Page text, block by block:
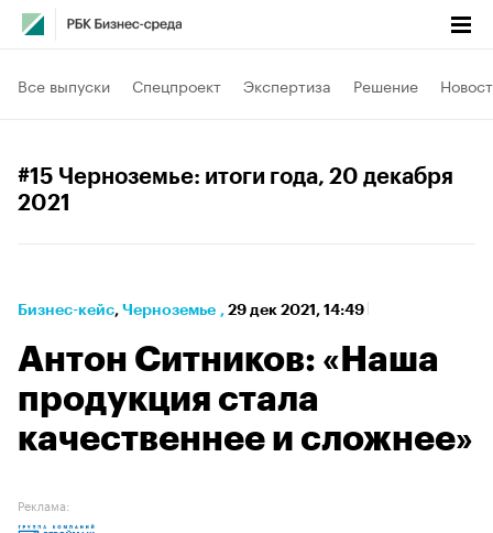
Все выпуски Спецпроект Экспертиза Решение
#15 Черноземье: итоги года, 20 декабря
2021
Бизнес-кейс⁠, Черноземье , 29 дек 2021, 14:49
Антон Ситников: «Наша
продукция стала
качественнее и сложнее»
Реклама: